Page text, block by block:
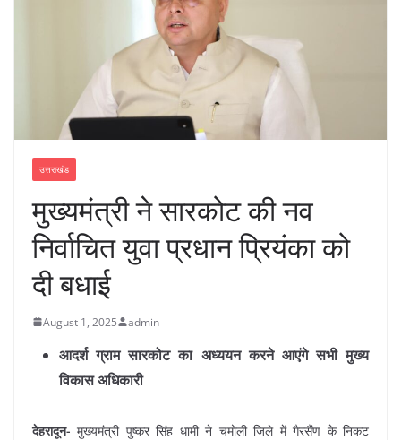
उत्तराखंड
मुख्यमंत्री ने सारकोट की नव
निर्वाचित युवा प्रधान प्रियंका को
दी बधाई
August 1, 2025 admin
आदर्श ग्राम सारकोट का अध्ययन करने आएंगे सभी मुख्य
विकास अधिकारी
देहरादून- मुख्यमंत्री पुष्कर सिंह धामी ने चमोली जिले में गैरसैंण के निकट